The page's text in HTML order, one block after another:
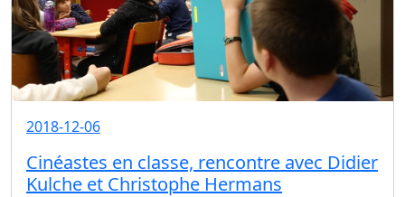
2018-12-06
Cinéastes en classe, rencontre avec Didier
Kulche et Christophe Hermans